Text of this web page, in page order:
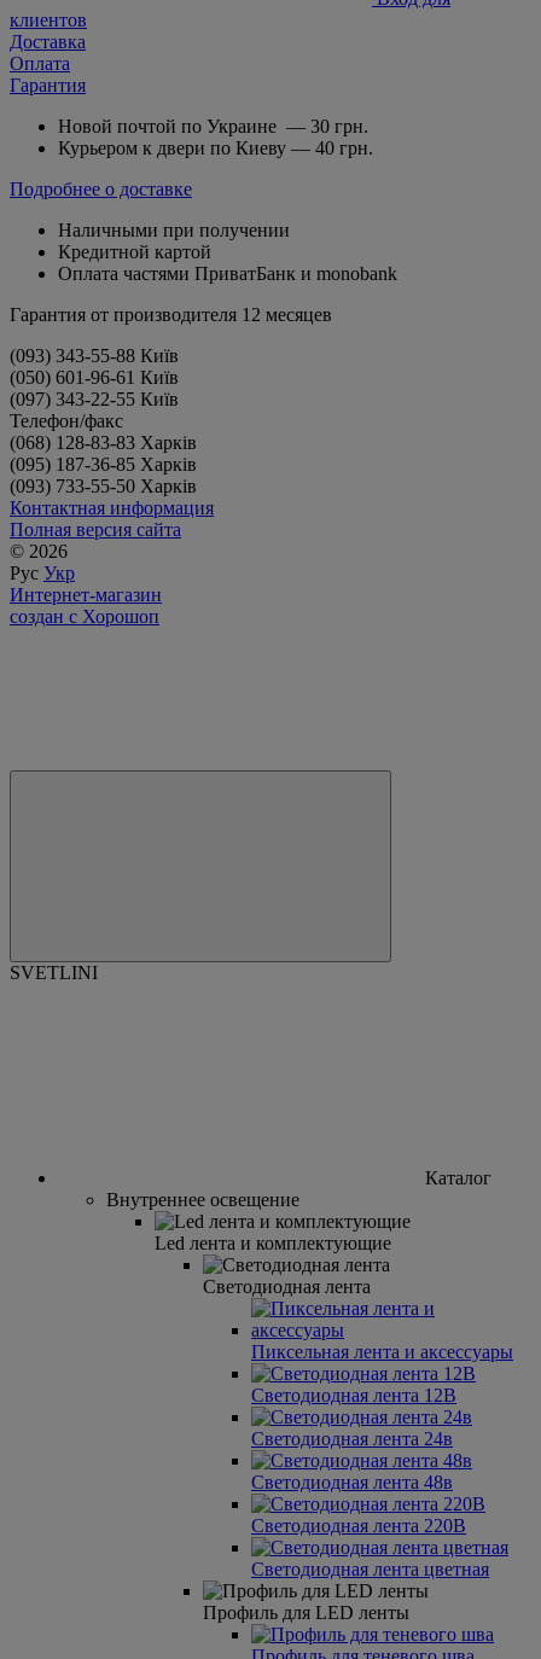
клиентов
Доставка
Оплата
Гарантия
Новой почтой по Украине — 30 грн.
Курьером к двери по Киеву — 40 грн.
Подробнее о доставке
Наличными при получении
Кредитной картой
Оплата частями ПриватБанк и monobank
Гарантия от производителя 12 месяцев
(093) 343-55-88 Київ
(050) 601-96-61 Київ
(097) 343-22-55 Київ
Телефон/факс
(068) 128-83-83 Харків
(095) 187-36-85 Харків
(093) 733-55-50 Харків
Контактная информация
Полная версия сайта
© 2026
Рус Укр
Интернет-магазин
создан с Хорошоп
SVETLINI
Каталог
Внутреннее освещение
Led лента и комплектующие
Cветодиодная лента
Пиксельная лента и аксессуары
Светодиодная лента 12В
Светодиодная лента 24в
Светодиодная лента 48в
Светодиодная лента 220В
Светодиодная лента цветная
Профиль для LED ленты